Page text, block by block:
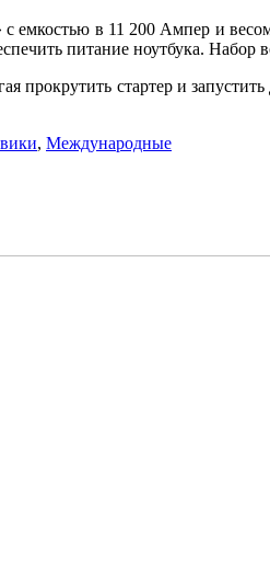
емкостью в 11 200 Ампер и
питание ноутбука.
стартер и
, Международные